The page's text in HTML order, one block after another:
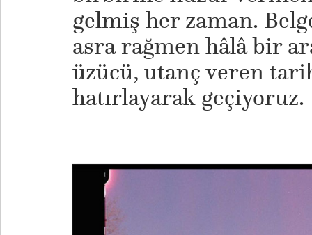
gelmiş her zaman.
asra rağmen hâlâ bir
üzücü, utanç veren
hatırlayarak geçiyoruz.